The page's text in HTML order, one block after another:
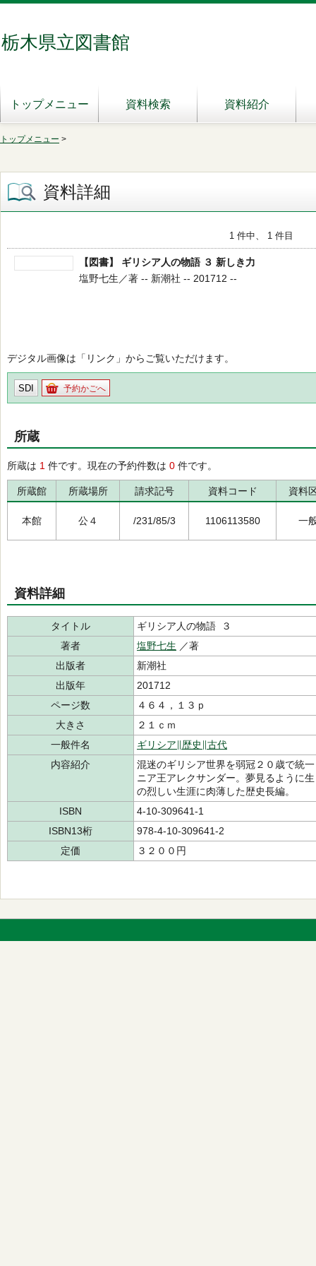
栃木県立図書館
トップメニュー 資料検索 資料紹介
トップメニュー >
資料詳細
1 件中、 1 件目
【図書】 ギリシア人の物語 ３ 新しき力
塩野七生／著 -- 新潮社 -- 201712 --
デジタル画像は「リンク」からご覧いただけます。
SDI 予約かごへ
所蔵
所蔵は 1 件です。現在の予約件数は 0 件です。
所蔵館 所蔵場所 請求記号 資料コード 資料
本館 公４ /231/85/3 1106113580 一
資料詳細
タイトル
ギリシア人の物語 ３
著者
塩野七生 ／著
出版者
新潮社
出版年
201712
ページ数
４６４，１３ｐ
大きさ
２１ｃｍ
一般件名
ギリシア∥歴史∥古代
内容紹介
混迷のギリシア世界を弱冠２０歳で統
ニア王アレクサンダー。夢見るように
の烈しい生涯に肉薄した歴史長編。
ISBN
4-10-309641-1
ISBN13桁
978-4-10-309641-2
定価
３２００円